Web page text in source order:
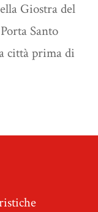
Giostra del
Santo
città prima di